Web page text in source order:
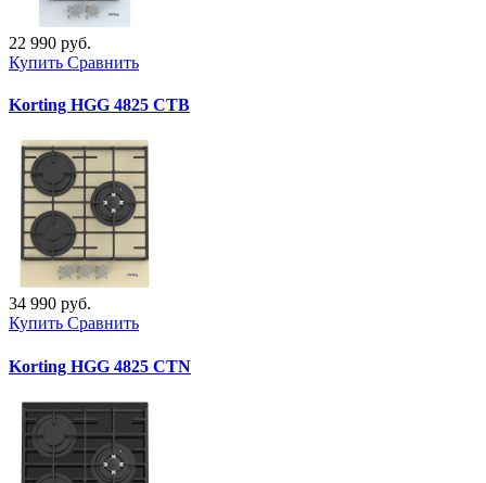
22 990 руб.
Купить Сравнить
Korting HGG 4825 CTB
34 990 руб.
Купить Сравнить
Korting HGG 4825 CTN